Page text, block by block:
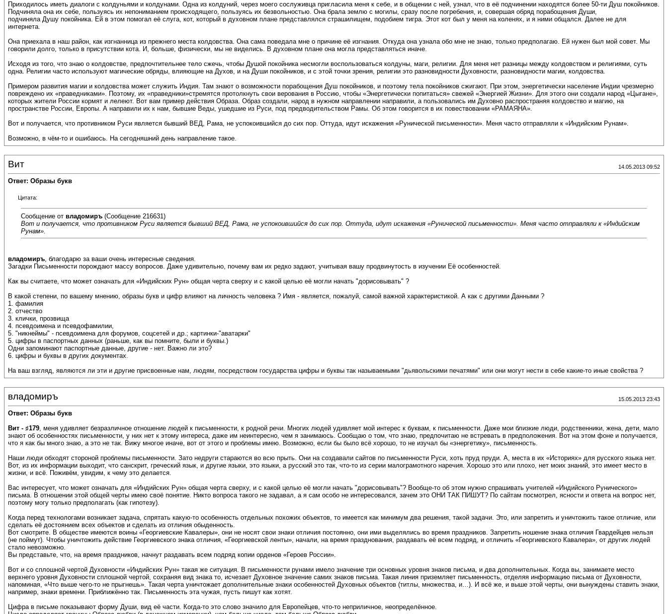
Приходилось иметь диалоги с колдуньями и колдунами. Одна из колдуний, через моего сослуживца пригласила меня к себе, и в общении с ней, узнал, что в её подчинении находятся более 50-ти Душ покойников.
Подчиняла она их себе, пользуясь их непониманием происходящего, пользуясь их безвольностью. Она брала землю с могилы, сразу после погребения, и, совершая обряд порабощения Души,
подчиняла Душу покойника. Ей в этом помогал её слуга, кот, который в духовном плане представлялся страшилищем, подобием тигра. Этот кот был у меня на коленях, и я ними общался. Далее не для
интернета.
Она приехала в наш район, как изгнанница из прежнего места колдовства. Она сама поведала мне о причине её изгнания. Откуда она узнала обо мне не знаю, только предполагаю. Ей нужен был мой совет. Мы
говорили долго, только в присутствии кота. И, больше, физически, мы не виделись. В духовном плане она могла представляться иначе.
Исходя из того, что знаю о колдовстве, предпочтительнее тело сжечь, чтобы Душой покойника несмогли воспользоваться колдуны, маги, религии. Для меня нет разницы между колдовством и религиями, суть
одна. Религии часто используют магические обряды, влияющие на Духов, и на Души покойников, и с этой точки зрения, религии это разновидности Духовности, разновидности магии, колдовства.
Примером развития магии и колдовства может служить Индия. Там знают о возможности порабощения Душ покойников, и поэтому тела покойников сжигают. При этом, энергетически население Индии чрезмерно
повреждено их «праведниками». Поэтому, их «праведники»стремятся протолкнуть свои верования в Россию, чтобы «Энергетически попитаться» свежей «Энергией Жизни». Для этого они создали народ «Цыгане»,
которых жители России кормят и лелеют. Вот вам пример действия Образа. Образ создали, народ в нужном направлении направили, а пользовались им Духовно распространяя колдовство и магию, на
пространстве России, Европы. А направили их к нам, бывшие Веды, ушедшие из Руси, под предводительством Рамы. Об этом говорится в их повествовании «РАМАЯНА».
Вот и получается, что противником Руси является бывший ВЕД, Рама, не успокоившийся до сих пор. Оттуда, идут искажения «Рунической письменности». Меня часто отправляли к «Индийским Рунам».
Возможно, в чём-то и ошибаюсь. На сегодняшний день направление такое.
Вит 14.05.2013 09:52
Ответ: Образы букв
Цитата:
Сообщение от владомиръ (Сообщение 216631)
Вот и получается, что противником Руси является бывший ВЕД, Рама, не успокоившийся до сих пор. Оттуда, идут искажения «Рунической письменности». Меня часто отправляли к «Индийским
Рунам».
владомиръ, благодарю за ваши очень интересные сведения.
Загадки Письменности порождают массу вопросов. Даже удивительно, почему вам их редко задают, учитывая вашу продвинутость в изучении Её особенностей.
Как вы считаете, что может означать для «Индийских Рун» общая черта сверху и с какой целью её могли начать "дорисовывать" ?
В какой степени, по вашему мнению, образы букв и цифр влияют на личность человека ? Имя - является, пожалуй, самой важной характеристикой. А как с другими Данными ?
1. фамилия
2. отчество
3. клички, прозвища
4. псевдоимена и псевдофамилии,
5. "никнеймы" - псевдоимена для форумов, соцсетей и др.; картинки-"аватарки"
5. цифры в паспортных данных (раньше, как вы помните, были и буквы.)
Одни запоминают паспортные данные, другие - нет. Важно ли это?
6. цифры и буквы в других документах.
На ваш взгляд, являются ли эти и другие присвоенные нам, людям, посредством государства цифры и буквы так называемыми "дьявольскими печатями" или они могут нести в себе какие-то иные свойства ?
владомиръ 15.05.2013 23:43
Ответ: Образы букв
Вит - ♯179, меня удивляет безразличное отношение людей к письменности, к родной речи. Многих людей удивляет мой интерес к буквам, к письменности. Даже мои близкие люди, родственники, жена, дети, мало
знают об особенностях письменности, у них нет к этому интереса, даже им неинтересно, чем я занимаюсь. Сообщаю о том, что знаю, предпочитаю не встревать в предположения. Вот на этом фоне и получается,
что я как бы много знаю, а это не так. Вижу многое иначе, вот от этого и проблемы имею. Возможно, если бы было всё хорошо, то не изучал бы «энергетику», письменность.
Наши люди обходят стороной проблемы письменности. Зато недруги стараются во всю прыть. Они на создавали сайтов по письменности Руси, хоть пруд пруди. А, места в их «Историях» для русского языка нет.
Вот, из их информации выходит, что санскрит, греческий язык, и другие языки, это языки, а русский это так, что-то из серии малограмотного наречия. Хорошо это или плохо, нет моих знаний, это имеет место в
жизни, и всё. Поживём, увидим, к чему это делается.
Вас интересует, что может означать для «Индийских Рун» общая черта сверху, и с какой целью её могли начать "дорисовывать"? Вообще-то об этом нужно спрашивать учителей «Индийского Рунического»
письма. В отношении этой общей черты имею своё понятие. Никто вопроса такого не задавал, а я сам особо не интересовался, зачем это ОНИ ТАК ПИШУТ? По сайтам посмотрел, ясности и ответа на вопрос нет,
поэтому могу только предполагать (как гипотезу).
Когда перед технологами возникает задача, спрятать какую-то особенность отдельных похожих объектов, то имеется как минимум два решения, такой задачи. Это, или запретить и уничтожить такое отличие, или
сделать её достоянием всех объектов и сделать из отличия обыденность.
Вот смотрите. В обществе имеются воины «Георгиевские Кавалеры», они не носят свои знаки отличия постоянно, они ими выделялись во время праздников. Запретить ношение знака отличия Гвардейцев нельзя
(не поймут). Чтобы уничтожить действие Георгиевского знака отличия, «Георгиевской ленты», начали, на время празднования, раздавать её всем подряд, и отличить «Георгиевского Кавалера», от других людей
стало невозможно.
Вы представьте, что, на время праздников, начнут раздавать всем подряд копии орденов «Героев России».
Вот и со сплошной чертой Духовности «Индийских Рун» такая же ситуация. В письменности рунами имело значение три основных уровня знаков письма, и два дополнительных. Когда вы, занимаете место
верхнего уровня Духовности сплошной чертой, сохраняя вид знака то, исчезает Духовное значение самих знаков письма. Такая линия приземляет письменность, отделяя информацию письма от Духовности,
напоминая, «Что выше чего-то не прыгнешь». Такая черта уничтожает дополнительные знаки особенностей Духовных объектов (титлы, множества, и…). И всё же, и выше этой черты, они вынуждены ставить знаки,
например, знаки времени. Приближённо так. Письменность эта чужая, пусть пишут как хотят.
Цифра в письме показывают форму Души, вид её части. Когда-то это слово значило для Европейцев, что-то неприличное, неопределённое.